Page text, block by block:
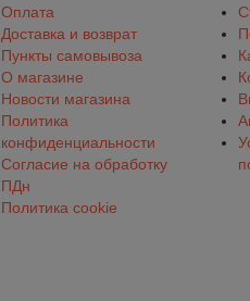
Оплата
Доставка и возврат
Пункты самовывоза
О магазине
Новости магазина
Политика
конфиденциальности
Согласие на обработку
ПДн
Политика cookie